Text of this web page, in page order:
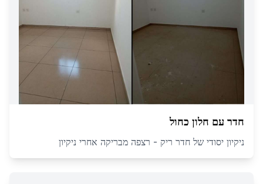
חדר עם חלון כחול
ניקיון יסודי של חדר ריק - רצפה מבריקה אחרי ניקיון